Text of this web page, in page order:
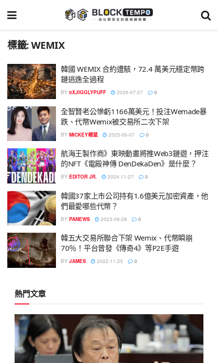
標籤:WEMIX
韓國 WEMIX 合約遭駭，72.4 萬美元穩定幣跨
鏈逃逸全過程
BY 0XJIGGLYPUFF 2026-07-27 0
全智賢老公慘虧1166萬美元！投注Wemade暴
跌、代幣Wemix被交易所二次下架
BY MICKEY帽鼠 2025-06-07 0
航海王製作商》東映動畫將推Web3鏈遊，押注
的NFT《電殿神傳 DenDekaDen》是什麼？
BY EDITOR JR. 2024-11-27 0
韓國37家上市公司持有1.6億美元加密資產，他
們最愛哪些代幣？
BY PANEWS 2023-09-28 0
韓五大交易所聯合下架 Wemix、代幣瞬崩
70％！平台曾發《傳奇4》等P2E手遊
BY JAMES 2022-11-25 0
熱門文章